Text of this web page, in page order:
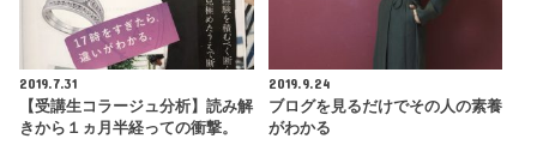
2019.7.31
【受講生コラージュ分析】読み解
きから１ヵ月半経っての衝撃。
2019.9.24
ブログを見るだけでその人の素養
がわかる